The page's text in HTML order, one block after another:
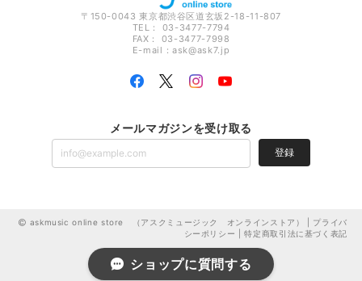
〒150-0043 東京都渋谷区道玄坂2-18-11-807
TEL： 03-3477-7794
FAX： 03-3477-7998
E-mail：ask@ask7.jp
メールマガジンを受け取る
登録
askmusic online store （アスクミュージック オンラインストア） | プライバ
シーポリシー
|特定商取引法に基づく表記
ショップに質問する